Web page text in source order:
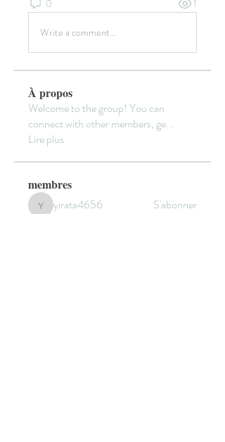
0 1
Write a comment...
À propos
Welcome to the group! You can
connect with other members, ge...
Lire plus
membres
yirata4656
yirata4656
S'abonner